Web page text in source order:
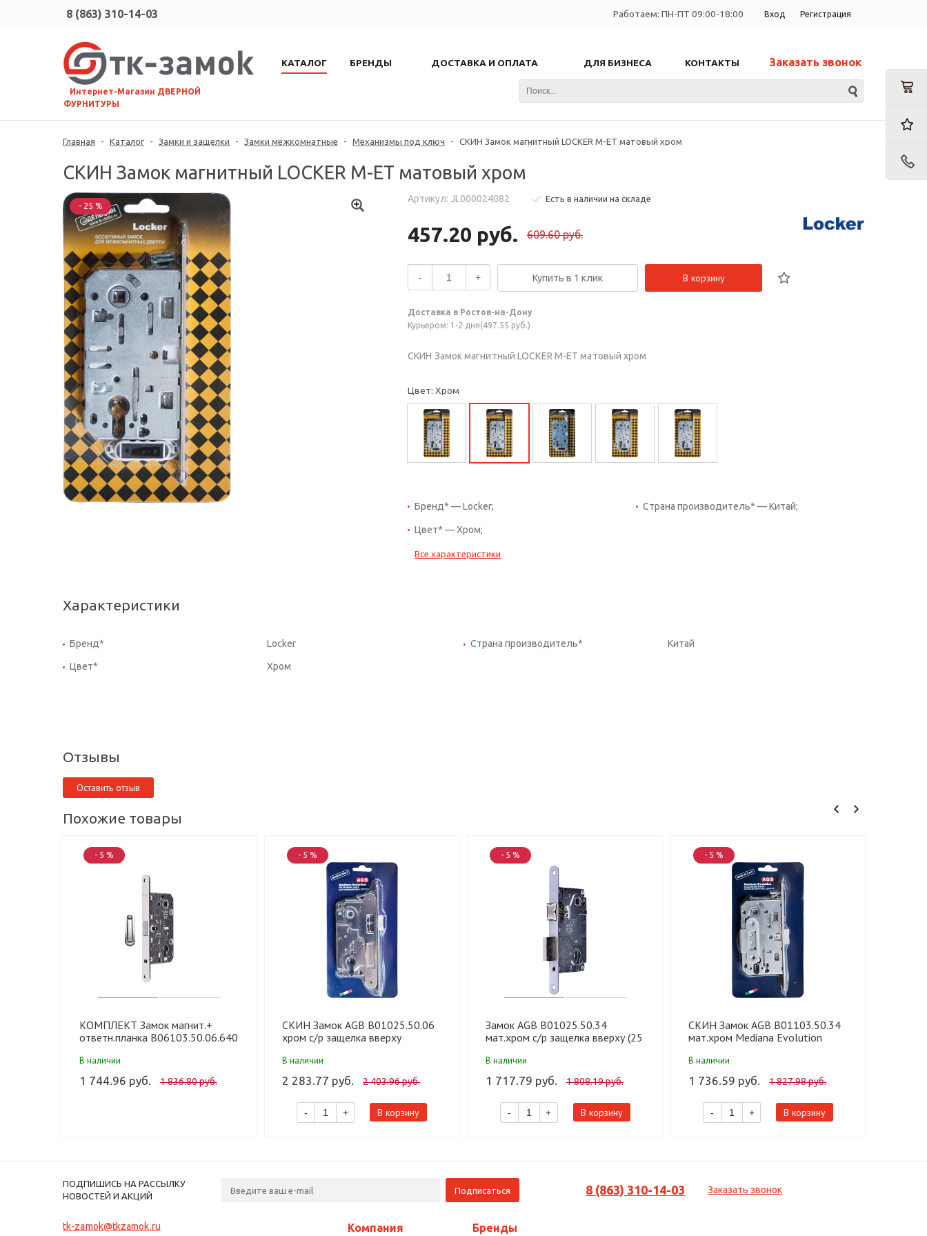
Вход Регистрация
Работаем: ПН-ПТ 09:00-18:00
8 (863) 310-14-03
⠀Интернет-Магазин ДВЕРНОЙ
ФУРНИТУРЫ
КАТАЛОГ БРЕНДЫ ДОСТАВКА И ОПЛАТА ДЛЯ БИЗНЕСА КОНТАКТЫ Заказать звонок
Главная - Каталог - Замки и защелки - Замки межкомнатные - Механизмы под ключ - СКИН Замок магнитный LOCKER M-ET матовый хром
СКИН Замок магнитный LOCKER M-ET матовый хром
- 25 %
Артикул: JL000024082 Есть в наличии на складе
457.20 руб. 609.60 руб.
- + Купить в 1 клик В корзину
Доставка в Ростов-на-Дону
Курьером: 1-2 дня(497.55 руб.)
СКИН Замок магнитный LOCKER M-ET матовый хром
Цвет: Хром
Бренд* — Locker; Страна производитель* — Китай;
Цвет* — Хром;
Все характеристики
Характеристики
Бренд* Locker Страна производитель* Китай
Цвет* Хром
Отзывы
Оставить отзыв
Похожие товары
- 5 %
КОМПЛЕКТ Замок магнит.+
ответн.планка B06103.50.06.640
POLARIS, хром
В наличии
1 744.96 руб. 1 836.80 руб.
- 5 %
СКИН Замок AGB В01025.50.06
хром с/р защелка вверху
В наличии
2 283.77 руб. 2 403.96 руб.
- + В корзину
- 5 %
Замок AGB В01025.50.34
мат.хром с/р защелка вверху (25
В наличии
1 717.79 руб. 1 808.19 руб.
- + В корзину
- 5 %
СКИН Замок AGB В01103.50.34
мат.хром Mediana Evolution
В наличии
1 736.59 руб. 1 827.98 руб.
- + В корзину
ПОДПИШИСЬ НА РАССЫЛКУ
НОВОСТЕЙ И АКЦИЙ
8 (863) 310-14-03 Заказать звонок
tk-zamok@tkzamok.ru
Компания Бренды